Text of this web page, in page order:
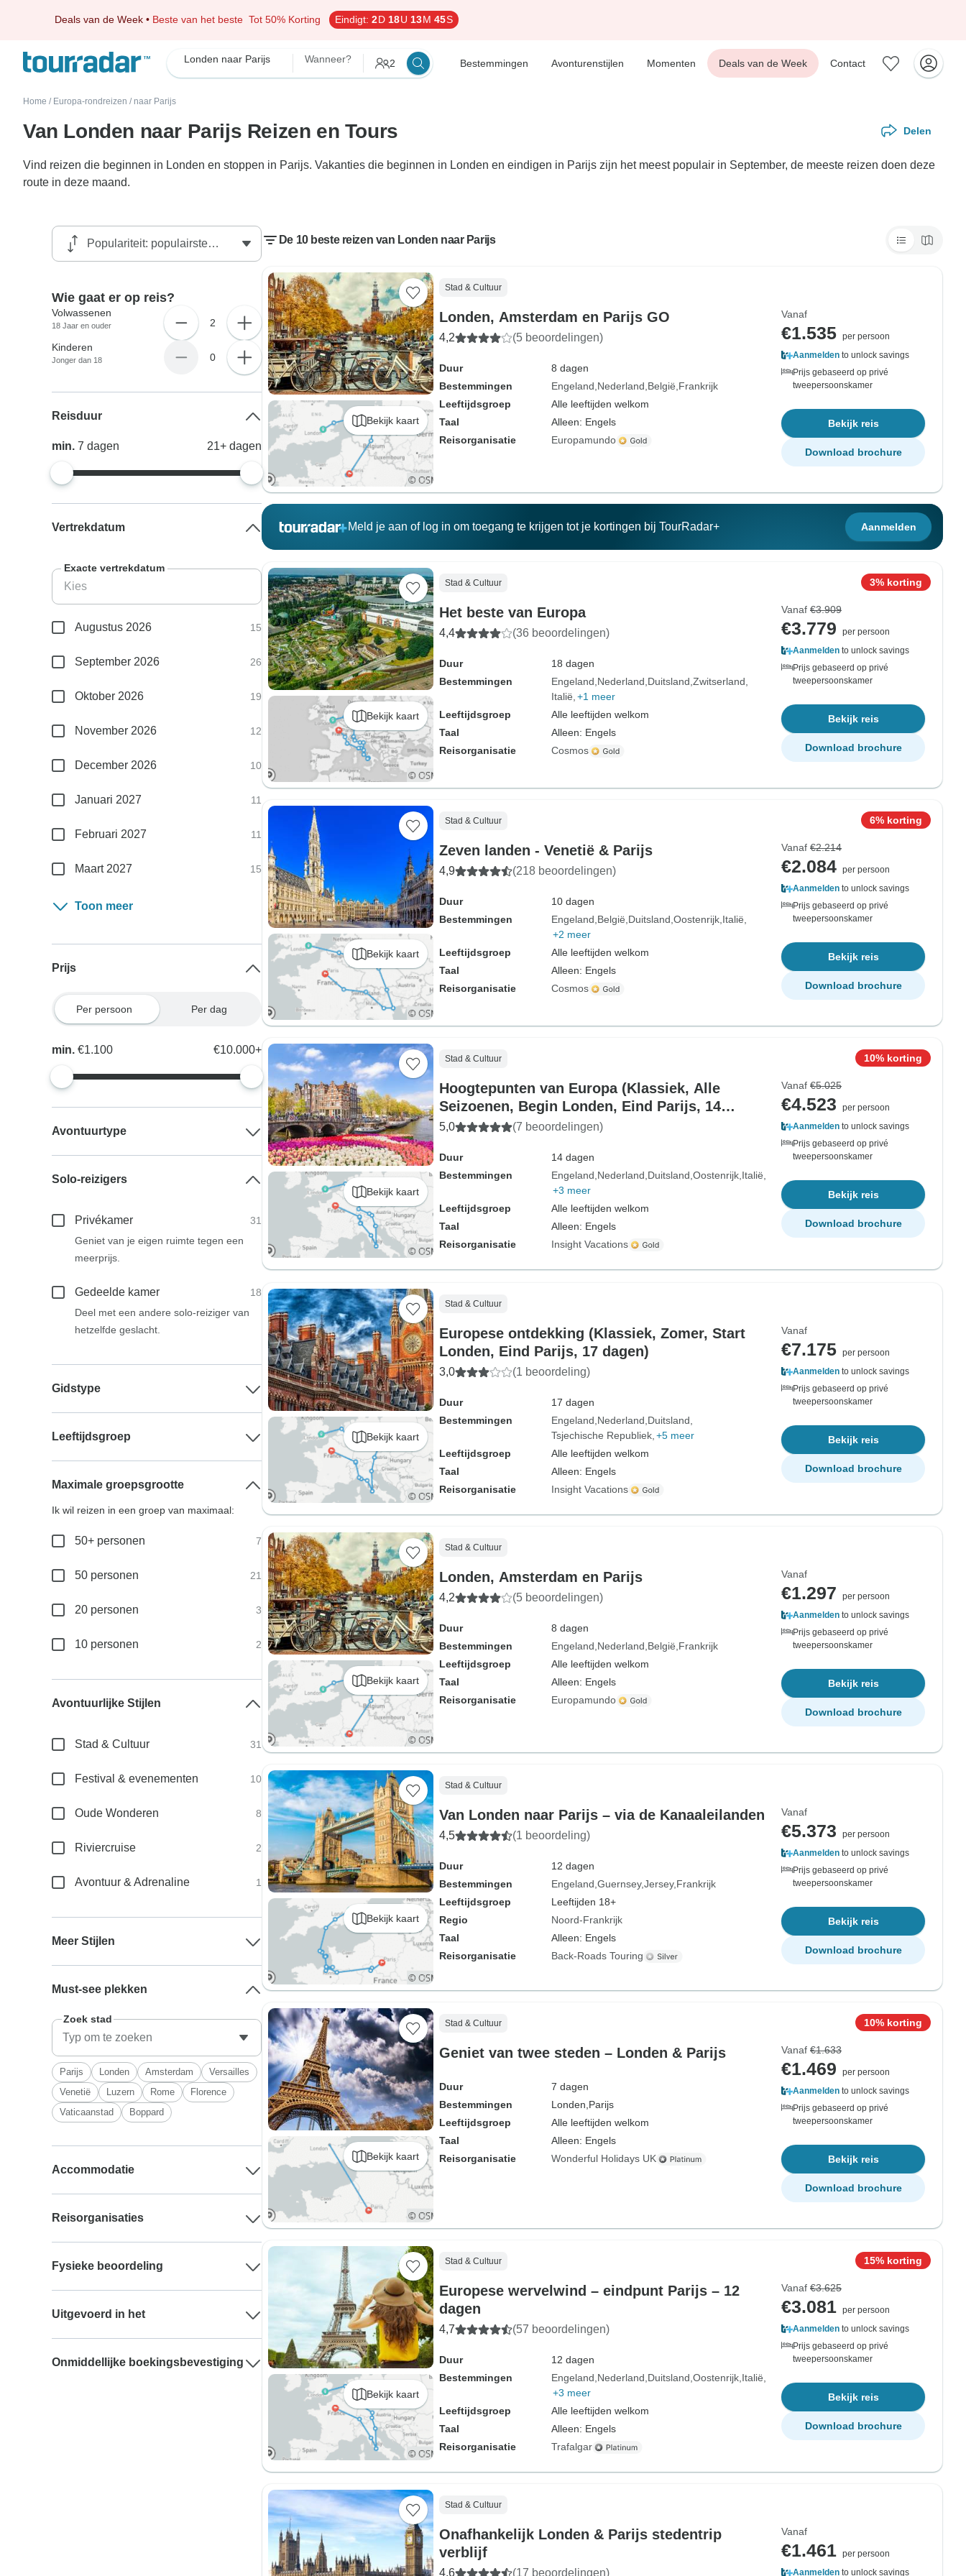
Deals van de Week • Beste van het beste Tot 50% Korting Eindigt: 2D 18U 13M 44S
Londen naar Parijs Wanneer? 2 Bestemmingen Avonturenstijlen Momenten Deals van de Week Contact
Home / Europa-rondreizen / naar Parijs
Van Londen naar Parijs Reizen en Tours Delen
Vind reizen die beginnen in Londen en stoppen in Parijs. Vakanties die beginnen in Londen en eindigen in Parijs zijn het meest populair in September, de meeste reizen doen deze
route in deze maand.
De 10 beste reizen van Londen naar Parijs
Bekijk kaart
Stad & Cultuur
Londen, Amsterdam en Parijs GO
4,2 (5 beoordelingen)
Duur
8 dagen
Bestemmingen
Engeland Nederland België Frankrijk
Leeftijdsgroep
Alle leeftijden welkom
Taal
Alleen: Engels
Reisorganisatie
Europamundo
Vanaf
€1.535 per persoon
Aanmelden to unlock savings
Prijs gebaseerd op privé
tweepersoonskamer
Bekijk reis
Download brochure
Meld je aan of log in om toegang te krijgen tot je kortingen bij TourRadar+ Aanmelden
Bekijk kaart
Stad & Cultuur
Het beste van Europa
4,4 (36 beoordelingen)
Duur
18 dagen
Bestemmingen
Engeland Nederland Duitsland Zwitserland
Italië +1 meer
Leeftijdsgroep
Alle leeftijden welkom
Taal
Alleen: Engels
Reisorganisatie
Cosmos
3% korting
Vanaf €3.909
€3.779
per persoon
Aanmelden to unlock savings
Prijs gebaseerd op privé
tweepersoonskamer
Bekijk reis
Download brochure
Bekijk kaart
Stad & Cultuur
Zeven landen - Venetië & Parijs
4,9 (218 beoordelingen)
Duur
10 dagen
Bestemmingen
Engeland België Duitsland Oostenrijk Italië
+2 meer
Leeftijdsgroep
Alle leeftijden welkom
Taal
Alleen: Engels
Reisorganisatie
Cosmos
6% korting
Vanaf €2.214
€2.084 per persoon
Aanmelden to unlock savings
Prijs gebaseerd op privé
tweepersoonskamer
Bekijk reis
Download brochure
Bekijk kaart
Stad & Cultuur
Hoogtepunten van Europa (Klassiek, Alle
Seizoenen, Begin Londen, Eind Parijs, 14
Dagen) (19 bestemmingen)
5,0 (7 beoordelingen)
Duur
14 dagen
Bestemmingen
Engeland Nederland Duitsland Oostenrijk Italië
+3 meer
Leeftijdsgroep
Alle leeftijden welkom
Taal
Alleen: Engels
Reisorganisatie
Insight Vacations
10% korting
Vanaf €5.025
€4.523
per persoon
Aanmelden to unlock savings
Prijs gebaseerd op privé
tweepersoonskamer
Bekijk reis
Download brochure
Bekijk kaart
Stad & Cultuur
Europese ontdekking (Klassiek, Zomer, Start
Londen, Eind Parijs, 17 dagen)
3,0 (1 beoordeling)
Duur
17 dagen
Bestemmingen
Engeland Nederland Duitsland
Tsjechische Republiek +5 meer
Leeftijdsgroep
Alle leeftijden welkom
Taal
Alleen: Engels
Reisorganisatie
Insight Vacations
Vanaf
€7.175 per persoon
Aanmelden to unlock savings
Prijs gebaseerd op privé
tweepersoonskamer
Bekijk reis
Download brochure
Bekijk kaart
Stad & Cultuur
Londen, Amsterdam en Parijs
4,2 (5 beoordelingen)
Duur
8 dagen
Bestemmingen
Engeland Nederland België Frankrijk
Leeftijdsgroep
Alle leeftijden welkom
Taal
Alleen: Engels
Reisorganisatie
Europamundo
Vanaf
€1.297
per persoon
Aanmelden to unlock savings
Prijs gebaseerd op privé
tweepersoonskamer
Bekijk reis
Download brochure
Bekijk kaart
Stad & Cultuur
Van Londen naar Parijs – via de Kanaaleilanden
4,5 (1 beoordeling)
Duur
12 dagen
Bestemmingen
Engeland Guernsey Jersey Frankrijk
Leeftijdsgroep
Leeftijden 18+
Regio
Noord-Frankrijk
Taal
Alleen: Engels
Reisorganisatie
Back-Roads Touring
Vanaf
€5.373
per persoon
Aanmelden to unlock savings
Prijs gebaseerd op privé
tweepersoonskamer
Bekijk reis
Download brochure
Bekijk kaart
Stad & Cultuur
Geniet van twee steden – Londen & Parijs
Duur
7 dagen
Bestemmingen
Londen, Parijs
Leeftijdsgroep
Alle leeftijden welkom
Taal
Alleen: Engels
Reisorganisatie
Wonderful Holidays UK
10% korting
Vanaf €1.633
€1.469
per persoon
Aanmelden to unlock savings
Prijs gebaseerd op privé
tweepersoonskamer
Bekijk reis
Download brochure
Bekijk kaart
Stad & Cultuur
Europese wervelwind – eindpunt Parijs – 12
dagen
4,7 (57 beoordelingen)
Duur
12 dagen
Bestemmingen
Engeland Nederland Duitsland Oostenrijk Italië
+3 meer
Leeftijdsgroep
Alle leeftijden welkom
Taal
Alleen: Engels
Reisorganisatie
Trafalgar
15% korting
Vanaf €3.625
€3.081 per persoon
Aanmelden to unlock savings
Prijs gebaseerd op privé
tweepersoonskamer
Bekijk reis
Download brochure
Stad & Cultuur
Onafhankelijk Londen & Parijs stedentrip
verblijf
4,6 (17 beoordelingen)
Vanaf
€1.461 per persoon
Aanmelden to unlock savings
Wie gaat er op reis?
Volwassenen
18 Jaar en ouder 2
Kinderen
Jonger dan 18 0
Reisduur
min.7dagen 21+ dagen
Vertrekdatum
Exacte vertrekdatum
Augustus 2026 15
September 2026 26
Oktober 2026 19
November 2026 12
December 2026 10
Januari 2027 11
Februari 2027 11
Maart 2027 15
Toon meer
Prijs
Per persoon Per dag
min.€1.100 €10.000+
Avontuurtype
Solo-reizigers
Privékamer
31
Geniet van je eigen ruimte tegen een
meerprijs.
Gedeelde kamer
18
Deel met een andere solo-reiziger van
hetzelfde geslacht.
Gidstype
Leeftijdsgroep
Maximale groepsgrootte
Ik wil reizen in een groep van maximaal:
50+ personen 7
50 personen 21
20 personen 3
10 personen 2
Avontuurlijke Stijlen
Stad & Cultuur 31
Festival & evenementen 10
Oude Wonderen 8
Riviercruise 2
Avontuur & Adrenaline 1
Meer Stijlen
Must-see plekken
Zoek stad
Parijs Londen Amsterdam
Versailles
Venetië
Luzern Rome
Florence
Vaticaanstad
Boppard
Accommodatie
Reisorganisaties
Fysieke beoordeling
Uitgevoerd in het
Onmiddellijke boekingsbevestiging